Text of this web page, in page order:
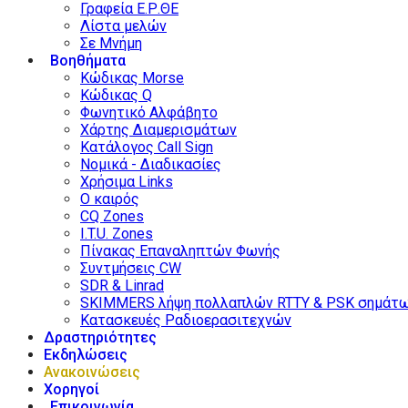
Γραφεία Ε.Ρ.ΘΕ
Λίστα μελών
Σε Μνήμη
Βοηθήματα
Κώδικας Morse
Κώδικας Q
Φωνητικό Αλφάβητο
Χάρτης Διαμερισμάτων
Κατάλογος Call Sign
Νομικά - Διαδικασίες
Χρήσιμα Links
Ο καιρός
CQ Zones
I.T.U. Zones
Πίνακας Επαναληπτών Φωνής
Συντμήσεις CW
SDR & Linrad
SKIMMERS λήψη πολλαπλών RTTY & PSK
Κατασκευές Ραδιοερασιτεχνών
Δραστηριότητες
Εκδηλώσεις
Ανακοινώσεις
Χορηγοί